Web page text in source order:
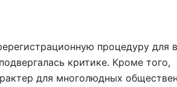
процедуру для
критике. Кроме того,
для многолюдных